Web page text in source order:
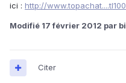
ici : http://
Modifié 17 février 2012 par
Citer